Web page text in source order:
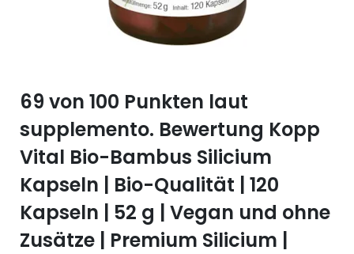
Vitamin Q (Q10)
69 von 100 Punkten laut
supplemento. Bewertung Kopp
Vital Bio-Bambus Silicium
Kapseln | Bio-Qualität | 120
Kapseln | 52 g | Vegan und ohne
Zusätze | Premium Silicium |